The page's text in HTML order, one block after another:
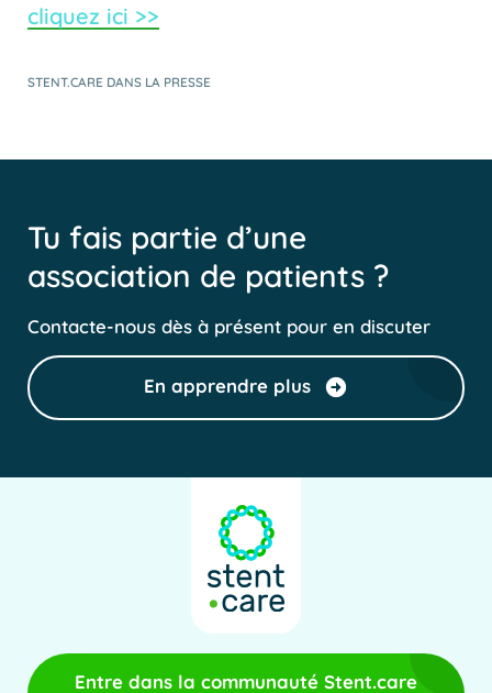
cliquez ici >>
STENT.CARE DANS LA PRESSE
Tu fais partie d’une
association de patients ?
Contacte-nous dès à présent pour en discuter
En apprendre plus
Entre dans la communauté Stent.care